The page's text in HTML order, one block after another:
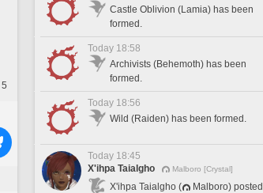
5
Castle Oblivion (Lamia) has been
formed.
Today 18:58
Archivists (Behemoth) has been
formed.
Today 18:56
Wild (Raiden) has been formed.
Today 18:45
X'ihpa Taialgho
Malboro [Crystal]
X'ihpa Taialgho (
Malboro) posted